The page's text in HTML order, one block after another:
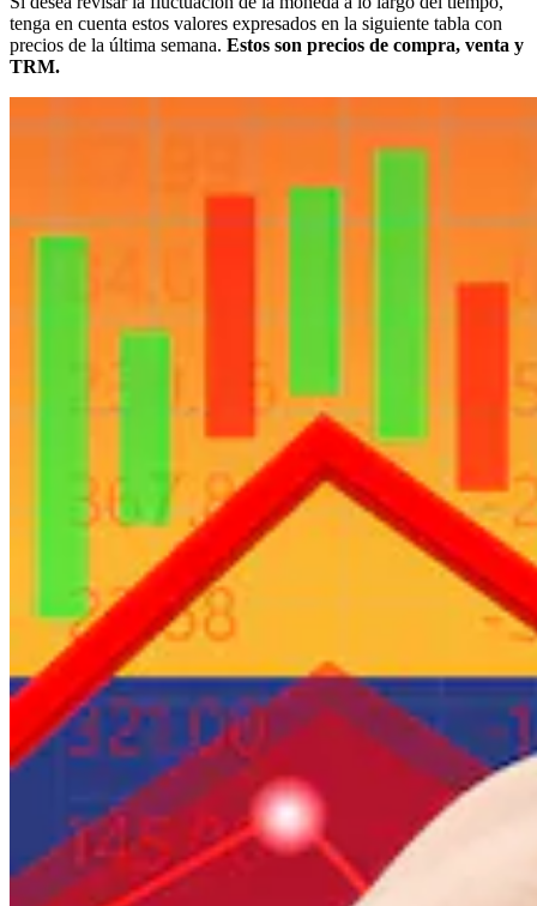
tenga en cuenta estos valores expresados en la siguiente tabla con
precios de la última semana. Estos son precios de compra, venta y
TRM.